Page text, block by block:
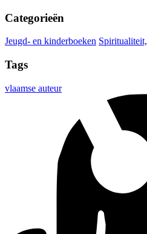
Categorieën
Jeugd- en kinderboeken
Tags
vlaamse auteur